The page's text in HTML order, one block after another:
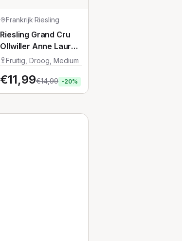
Frankrijk·Riesling
Riesling Grand Cru
Ollwiller Anne Laure
Litz
Fruitig, Droog, Medium
€11,99€14,99 -20%